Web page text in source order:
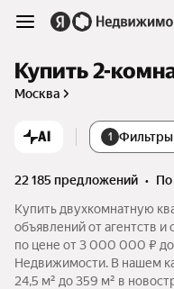
Купить 2-
Москва
AI 1 Фильтры
22 185 предложений •
Купить двухкомнатную
объявлений от агентств
по цене от 3 000 000 ₽
Недвижимости. В нашем
24,5 м² до 359 м² в